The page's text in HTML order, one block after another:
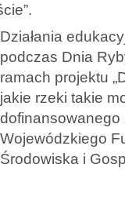
Działania
podczas Dnia
ramach projektu
jakie rzeki takie
dofinansowanego
Wojewódzkiego
Środowiska i